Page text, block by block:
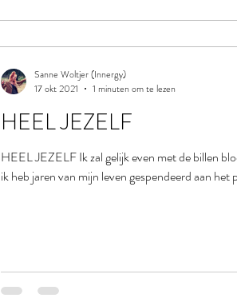
HEEL JEZELF
HEEL JEZELF Ik zal gelijk even met de billen
ik heb jaren van mijn leven gespendeerd aan het
Sanne Woltjer (Innergy)
17 okt 2021
1 minuten om te lezen